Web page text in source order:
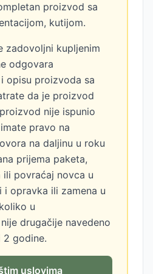
proizvod sa
kutijom.
zadovoljni kupljenim
odgovara
opisu proizvoda sa
da je proizvod
nije ispunio
pravo na
na daljinu u roku
prijema paketa,
ili povraćaj novca u
i opravka ili zamena u
u
drugačije navedeno
2 godine.
uslovima